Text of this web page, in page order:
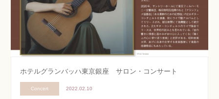
ホテルグランバッハ東京銀座 サロン・コンサート
Concert 2022.02.10